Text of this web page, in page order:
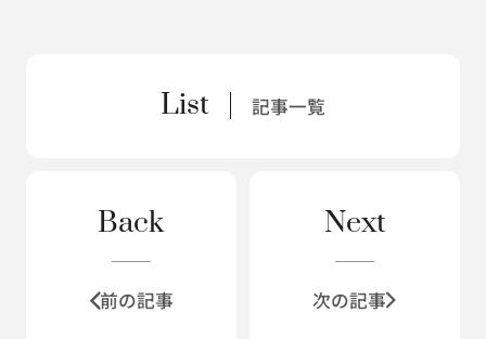
Back
前の記事
List 記事一覧
Next
次の記事